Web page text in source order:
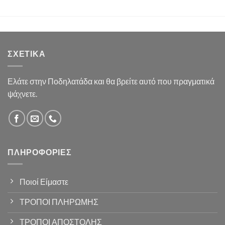
ΣΧΕΤΙΚΆ
Ελάτε στην Ποδηλατάδα και θα βρείτε αυτό που πραγματικά
ψάχνετε.
ΠΛΗΡΟΦΟΡΊΕΣ
Ποιοί Είμαστε
ΤΡΟΠΟΙ ΠΛΗΡΩΜΗΣ
ΤΡΟΠΟΙ ΑΠΟΣΤΟΛΗΣ